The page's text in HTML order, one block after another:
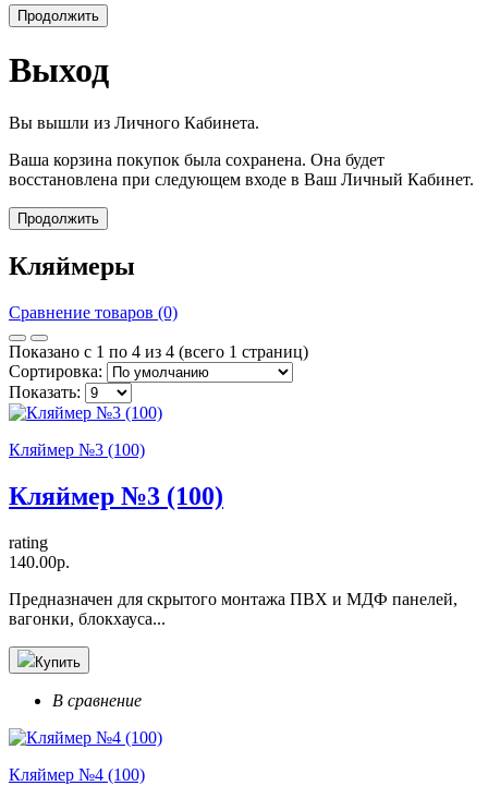
Продолжить
Выход
Вы вышли из Личного Кабинета.
Ваша корзина покупок была сохранена. Она будет
восстановлена при следующем входе в Ваш Личный Кабинет.
Продолжить
Кляймеры
Сравнение товаров (0)
Показано с 1 по 4 из 4 (всего 1 страниц)
Сортировка:
Показать:
Кляймер №3 (100)
Кляймер №3 (100)
rating
140.00р.
Предназначен для скрытого монтажа ПВХ и МДФ панелей,
вагонки, блокхауса...
Купить
В сравнение
Кляймер №4 (100)